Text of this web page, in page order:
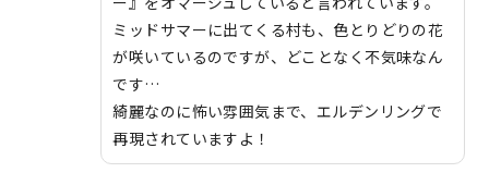
ミッドサマーに出てくる村も、色とりどりの花
が咲いているのですが、どことなく不気味なん
です…
綺麗なのに怖い雰囲気まで、エルデンリングで
再現されていますよ！